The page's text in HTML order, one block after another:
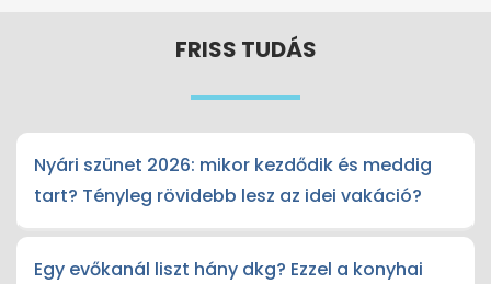
FRISS TUDÁS
Nyári szünet 2026: mikor kezdődik és meddig
tart? Tényleg rövidebb lesz az idei vakáció?
Egy evőkanál liszt hány dkg? Ezzel a konyhai